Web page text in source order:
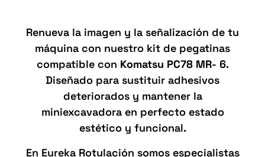
Renueva la imagen y la señalización de tu
máquina con nuestro kit de pegatinas
compatible con Komatsu PC78 MR- 6.
Diseñado para sustituir adhesivos
deteriorados y mantener la
miniexcavadora en perfecto estado
estético y funcional.
En Eureka Rotulación somos especialistas